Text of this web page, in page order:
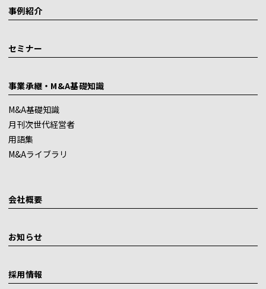
事例紹介
セミナー
事業承継・M&A基礎知識
M&A基礎知識
月刊次世代経営者
用語集
M&Aライブラリ
会社概要
お知らせ
採用情報